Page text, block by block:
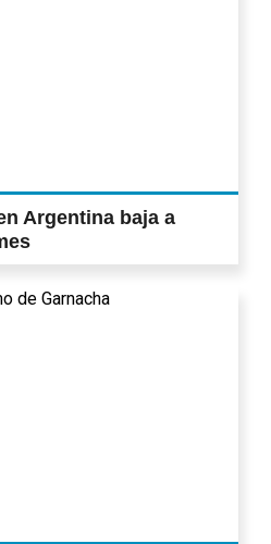
Argentina baja a